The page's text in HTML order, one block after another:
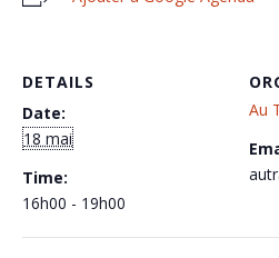
DETAILS
Date:
18 mai
Time:
16h00 - 19h00
Au